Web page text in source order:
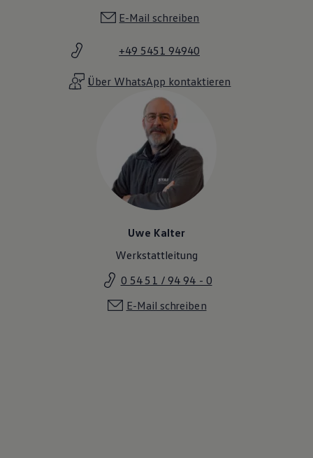
E-Mail schreiben
+49 5451 94940
Über WhatsApp kontaktieren
Uwe Kalter
Werkstattleitung
0 54 51 / 94 94 - 0
E-Mail schreiben